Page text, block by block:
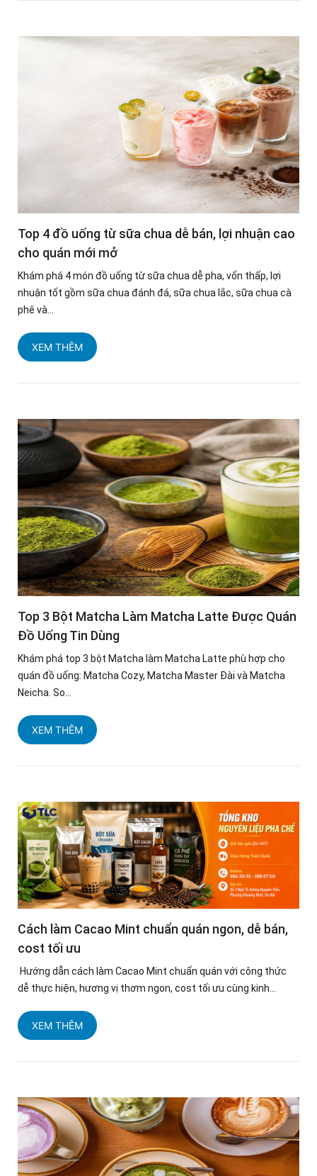
Top 4 đồ uống từ sữa chua dễ bán, lợi nhuận cao
cho quán mới mở
Khám phá 4 món đồ uống từ sữa chua dễ pha, vốn thấp, lợi
nhuận tốt gồm sữa chua đánh đá, sữa chua lắc, sữa chua cà
phê và...
XEM THÊM
Top 3 Bột Matcha Làm Matcha Latte Được Quán
Đồ Uống Tin Dùng
Khám phá top 3 bột Matcha làm Matcha Latte phù hợp cho
quán đồ uống: Matcha Cozy, Matcha Master Đài và Matcha
Neicha. So...
XEM THÊM
Cách làm Cacao Mint chuẩn quán ngon, dễ bán,
cost tối ưu
Hướng dẫn cách làm Cacao Mint chuẩn quán với công thức
dễ thực hiện, hương vị thơm ngon, cost tối ưu cùng kinh...
XEM THÊM